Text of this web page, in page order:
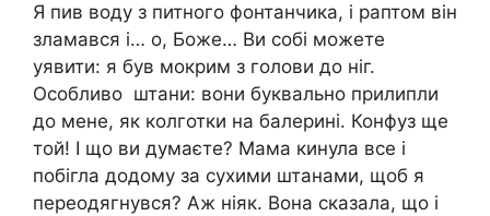
Я пив воду з питного фонтанчика, і раптом він
зламався і… о, Боже… Ви собі можете
уявити: я був мокрим з голови до ніг.
Особливо штани: вони буквально прилипли
до мене, як колготки на балерині. Конфуз ще
той! І що ви думаєте? Мама кинула все і
побігла додому за сухими штанами, щоб я
переодягнувся? Аж ніяк. Вона сказала, що і